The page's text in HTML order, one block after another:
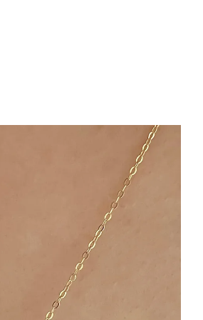
您的購物車目前